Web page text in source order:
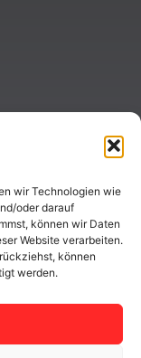
wir Technologien wie
oder darauf
können wir Daten
Website verarbeiten.
können
werden.